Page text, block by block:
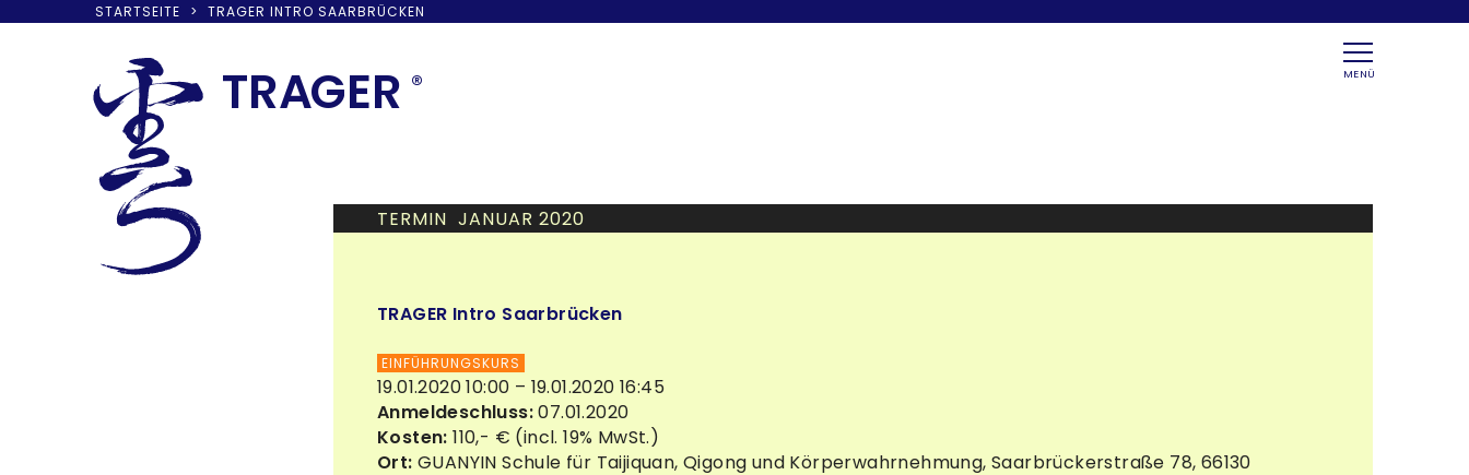
STARTSEITE > TRAGER INTRO SAARBRÜCKEN
content
TRAGER ® MENÜ
TERMIN JANUAR 2020
TRAGER Intro Saarbrücken
EINFÜHRUNGSKURS
19.01.2020 10:00 – 19.01.2020 16:45
Anmeldeschluss:07.01.2020
Kosten: 110,- € (incl. 19% MwSt.)
Ort: GUANYIN Schule für Taijiquan, Qigong und Körperwahrnehmung, Saarbrückerstraße 78, 66130